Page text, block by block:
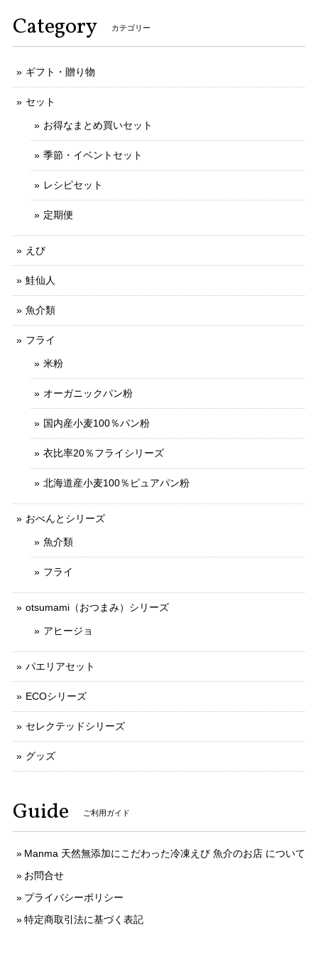
Category カテゴリー
ギフト・贈り物
セット
お得なまとめ買いセット
季節・イベントセット
レシピセット
定期便
えび
鮭仙人
魚介類
フライ
米粉
オーガニックパン粉
国内産小麦100％パン粉
衣比率20％フライシリーズ
北海道産小麦100％ピュアパン粉
おべんとシリーズ
魚介類
フライ
otsumami（おつまみ）シリーズ
アヒージョ
パエリアセット
ECOシリーズ
セレクテッドシリーズ
グッズ
Guide ご利用ガイド
Manma 天然無添加にこだわった冷凍えび 魚介のお店 について
お問合せ
プライバシーポリシー
特定商取引法に基づく表記